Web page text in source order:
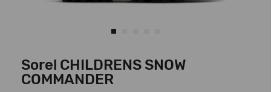
Sorel CHILDRENS SNOW
COMMANDER